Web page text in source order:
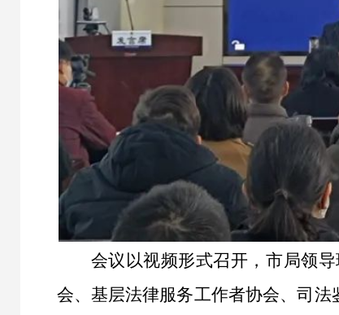
会议以视频形式召开，市局领
会、基层法律服务工作者协会、司